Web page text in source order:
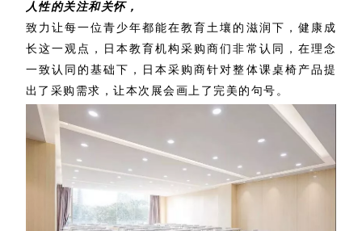
人性的关注和关怀，
致力让每一位青少年都能在教育土壤的滋润 下 ，健康成
长这一观点，日本教育机构采购商们非常认同，在理念
一致认同的基础下，日本采购商针对整体课桌椅产品提
出了采购需求，让本次展会画上了完美的句号。